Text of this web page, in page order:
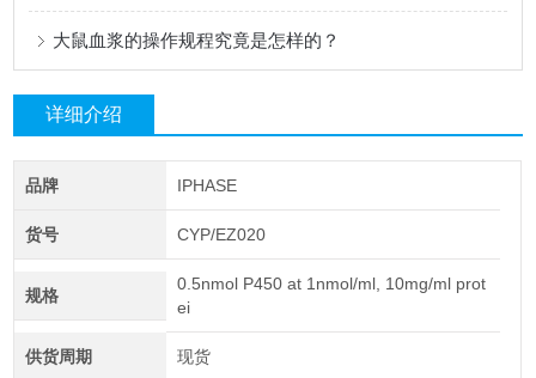
大鼠血浆的操作规程究竟是怎样的？
详细介绍
品牌 IPHASE
货号 CYP/EZ020
规格
0.5nmol P450 at 1nmol/ml, 10mg/ml prot
ei
供货周期 现货